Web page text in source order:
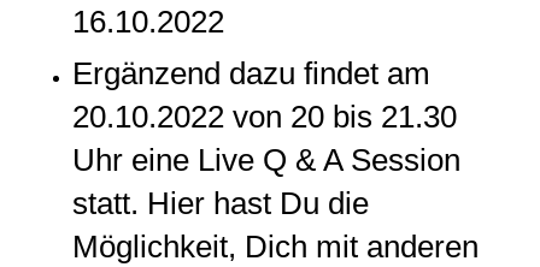
16.10.2022
Ergänzend dazu findet am
20.10.2022 von 20 bis 21.30
Uhr eine Live Q & A Session
statt. Hier hast Du die
Möglichkeit, Dich mit anderen